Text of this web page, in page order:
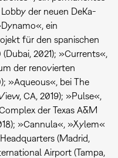
der neuen DeKa-
ein
für den spanischen
2021); »Currents«,
der renovierten
»Aqueous«, bei The
CA, 2019); »Pulse«,
der Texas A&M
»Cannula«, »Xylem«
(Madrid,
Airport (Tampa,